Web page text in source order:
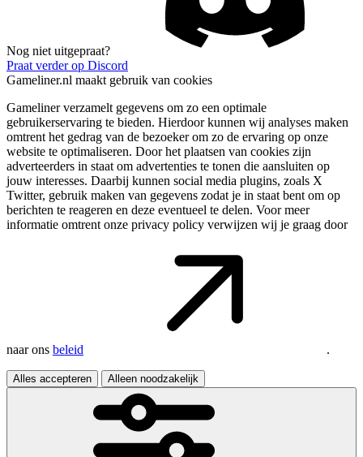
Nog niet uitgepraat?
Praat verder op Discord
Gameliner.nl maakt gebruik van cookies
Gameliner verzamelt gegevens om zo een optimale
gebruikerservaring te bieden. Hierdoor kunnen wij analyses maken
omtrent het gedrag van de bezoeker om zo de ervaring op onze
website te optimaliseren. Door het plaatsen van cookies zijn
adverteerders in staat om advertenties te tonen die aansluiten op
jouw interesses. Daarbij kunnen social media plugins, zoals X
Twitter, gebruik maken van gegevens zodat je in staat bent om op
berichten te reageren en deze eventueel te delen. Voor meer
informatie omtrent onze privacy policy verwijzen wij je graag door
naar ons beleid .
Alles accepteren Alleen noodzakelijk